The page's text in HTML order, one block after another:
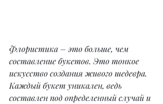
Флористика – это больше, чем
составление букетов. Это тонкое
искусство создания живого шедевра.
Каждый букет уникален, ведь
составлен под определенный случай и